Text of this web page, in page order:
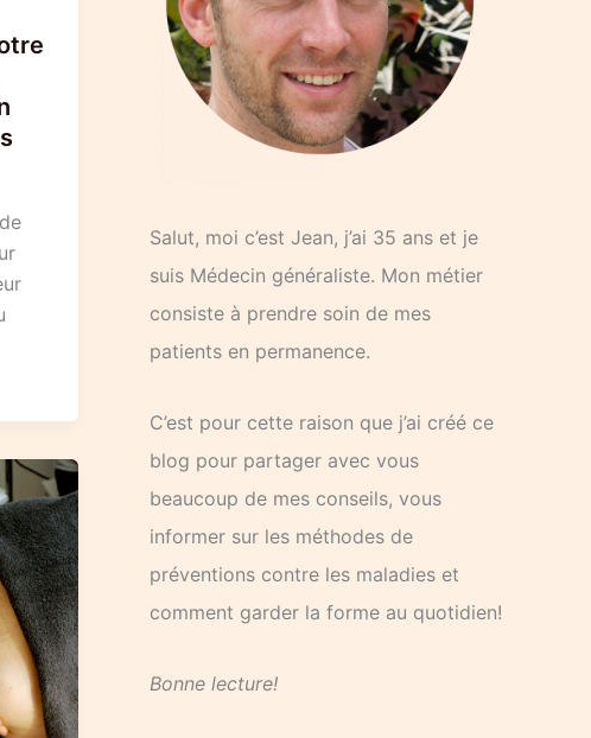
Salut, moi c’est Jean, j’ai 35 ans et je
suis Médecin généraliste. Mon métier
consiste à prendre soin de mes
patients en permanence.
C’est pour cette raison que j’ai créé ce
blog pour partager avec vous
beaucoup de mes conseils, vous
informer sur les méthodes de
préventions contre les maladies et
comment garder la forme au quotidien!
Bonne lecture!